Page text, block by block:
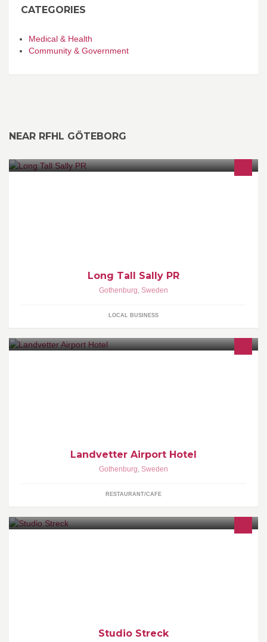
CATEGORIES
Medical & Health
Community & Government
NEAR RFHL GÖTEBORG
Long Tall Sally PR
Gothenburg, Sweden
LOCAL BUSINESS
Landvetter Airport Hotel
Gothenburg, Sweden
RESTAURANT/CAFE
Studio Streck